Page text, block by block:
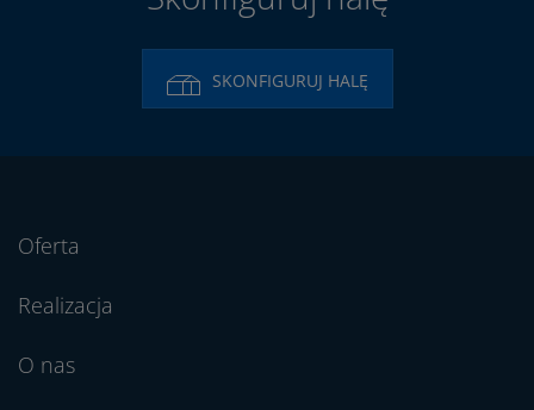
SKONFIGURUJ HALĘ
Oferta
Realizacja
O nas